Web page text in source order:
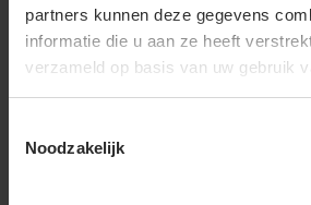
partners kunnen deze gegevens
informatie die u aan ze heeft
verzameld op basis van uw gebruik
Noodzakelijk
Dit vind je
Items van productcarrousel